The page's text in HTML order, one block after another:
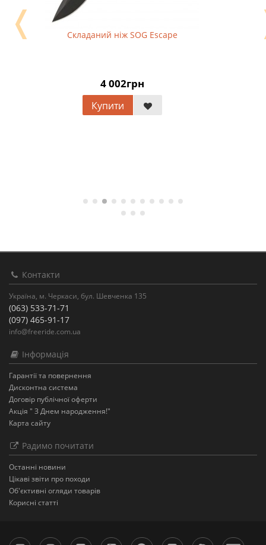
Складаний ніж SOG Escape
4 002грн
Купити
❬
Контакти
Україна, м. Черкаси, бул. Шевченка 135
(063) 533-71-71
(097) 465-91-17
info@freeride.com.ua
Інформація
Гарантії та повернення
Дисконтна система
Договір публічної оферти
Акція " З Днем народження!"
Карта сайту
Радимо почитати
Останнi новини
Цікаві звіти про походи
Об'єктивні огляди товарів
Корисні статті